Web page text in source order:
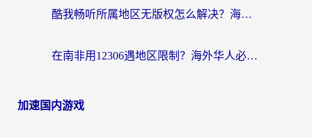
酷我畅听所属地区无版权怎么解决？海外党必看的回国加速全攻略
在南非用12306遇地区限制？海外华人必看的回国加速全攻略（附B站芒果TV解锁技巧）
加速国内游戏